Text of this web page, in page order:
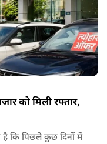
को मिली रफ्तार,
कि पिछले कुछ दिनों में